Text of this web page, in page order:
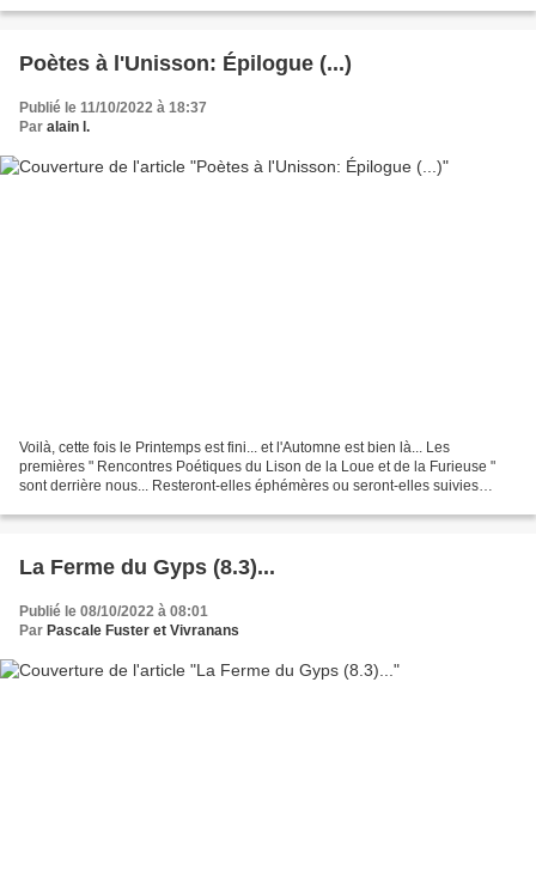
Poètes à l'Unisson: Épilogue (...)
Publié le 11/10/2022 à 18:37
Par alain l.
Voilà, cette fois le Printemps est fini... et l'Automne est bien là... Les
premières " Rencontres Poétiques du Lison de la Loue et de la Furieuse "
sont derrière nous... Resteront-elles éphémères ou seront-elles suivies
La Ferme du Gyps (8.3)...
Publié le 08/10/2022 à 08:01
Par Pascale Fuster et Vivranans